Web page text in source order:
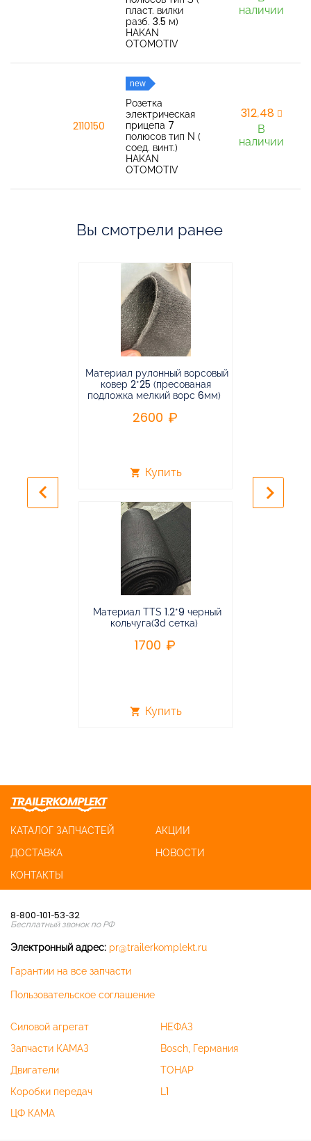
пласт. вилки
разб. 3.5 м)
HAKAN
OTOMOTIV
наличии
2110150
new
Розетка
электрическая
прицепа 7
полюсов тип N (
соед. винт.)
HAKAN
OTOMOTIV
312,48
В
наличии
Вы смотрели ранее
Материал рулонный ворсовый
ковер 2*25 (пресованая
подложка мелкий ворс 6мм)
2600
shopping_cart Купить
Материал TTS 1.2*9 черный
кольчуга(3d сетка)
1700
shopping_cart Купить
keyboard_arrow_left keyboard_arrow_right
КАТАЛОГ ЗАПЧАСТЕЙ
АКЦИИ
ДОСТАВКА
НОВОСТИ
КОНТАКТЫ
8-800-101-53-32
Бесплатный звонок по РФ
Электронный адрес: pr@trailerkomplekt.ru
Гарантии на все запчасти
Пользовательское соглашение
Силовой агрегат
Запчасти КАМАЗ
Двигатели
Коробки передач
ЦФ КАМА
НЕФАЗ
Bosch, Германия
ТОНАР
L1